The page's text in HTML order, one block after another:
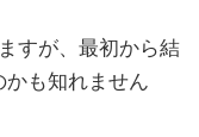
すが、最初から結
も知れません